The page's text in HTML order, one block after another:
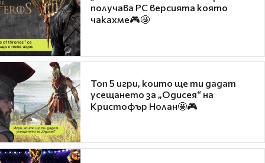
получава PC версията която
чакахме🎮🤩
Топ 5 игри, които ще ти дадат
усещането за „Одисея“ на
Кристофър Нолан🤩🎮